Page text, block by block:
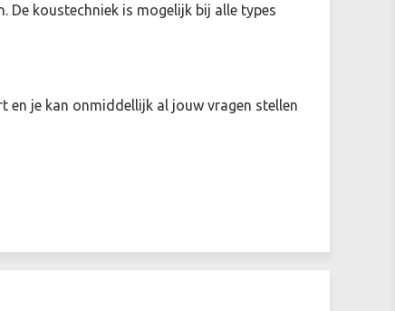
De koustechniek is mogelijk bij alle types
en je kan onmiddellijk al jouw vragen stellen